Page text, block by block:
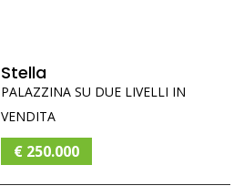
Stella
PALAZZINA SU DUE LIVELLI IN
VENDITA
€ 250.000